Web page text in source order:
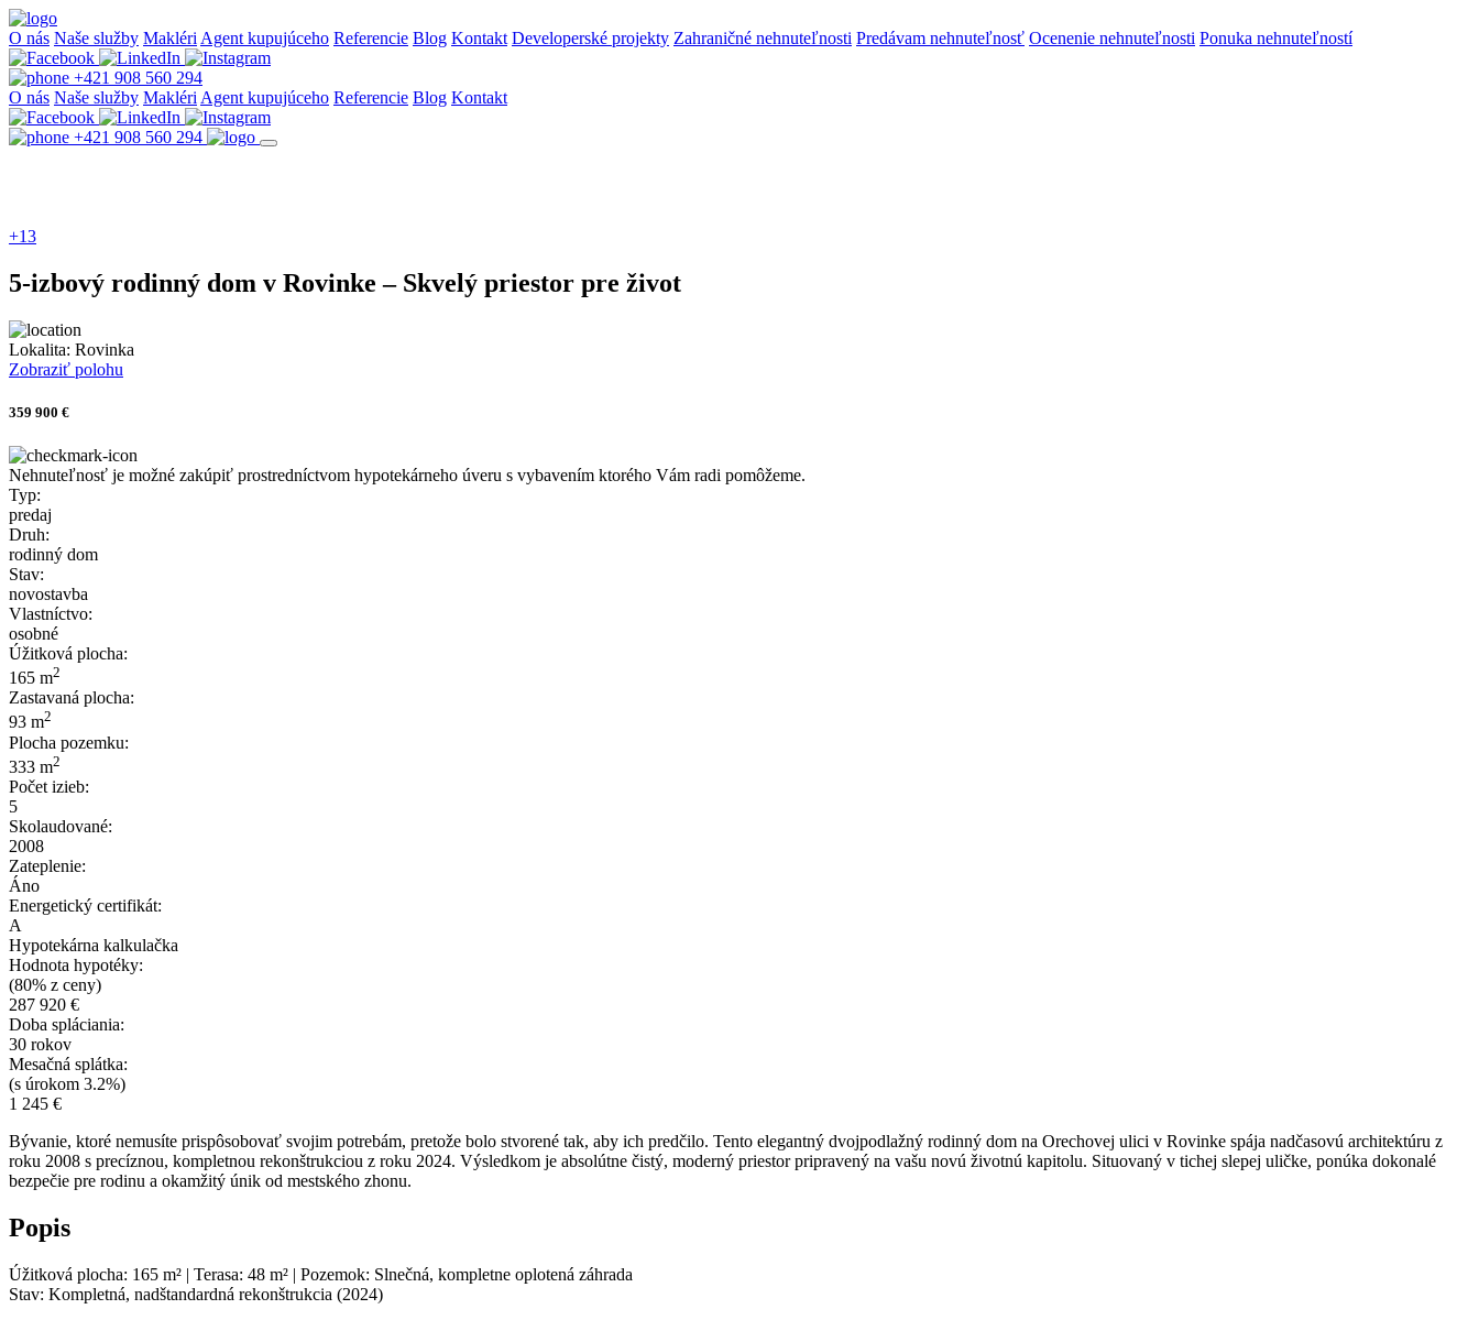
O nás Naše služby Makléri Agent kupujúceho Referencie Blog Kontakt Developerské projekty Zahraničné nehnuteľnosti Predávam nehnuteľnosť Ocenenie nehnuteľnosti Ponuka nehnuteľností
+421 908 560 294
O nás Naše služby Makléri Agent kupujúceho Referencie Blog Kontakt
+421 908 560 294
+13
5-izbový rodinný dom v Rovinke – Skvelý priestor pre život
Lokalita: Rovinka
Zobraziť polohu
359 900 €
Nehnuteľnosť je možné zakúpiť prostredníctvom hypotekárneho úveru s vybavením ktorého Vám radi pomôžeme.
Typ:
predaj
Druh:
rodinný dom
Stav:
novostavba
Vlastníctvo:
osobné
Úžitková plocha:
165 m2
Zastavaná plocha:
93 m2
Plocha pozemku:
333 m2
Počet izieb:
5
Skolaudované:
2008
Zateplenie:
Áno
Energetický certifikát:
A
Hypotekárna kalkulačka
Hodnota hypotéky:
(80% z ceny)
287 920 €
Doba spláciania:
30 rokov
Mesačná splátka:
(s úrokom 3.2%)
1 245 €
Bývanie, ktoré nemusíte prispôsobovať svojim potrebám, pretože bolo stvorené tak, aby ich predčilo. Tento elegantný dvojpodlažný rodinný dom na Orechovej ulici v Rovinke spája nadčasovú architektúru z
roku 2008 s precíznou, kompletnou rekonštrukciou z roku 2024. Výsledkom je absolútne čistý, moderný priestor pripravený na vašu novú životnú kapitolu. Situovaný v tichej slepej uličke, ponúka dokonalé
bezpečie pre rodinu a okamžitý únik od mestského zhonu.
Popis
Úžitková plocha: 165 m² | Terasa: 48 m² | Pozemok: Slnečná, kompletne oplotená záhrada
Stav: Kompletná, nadštandardná rekonštrukcia (2024)